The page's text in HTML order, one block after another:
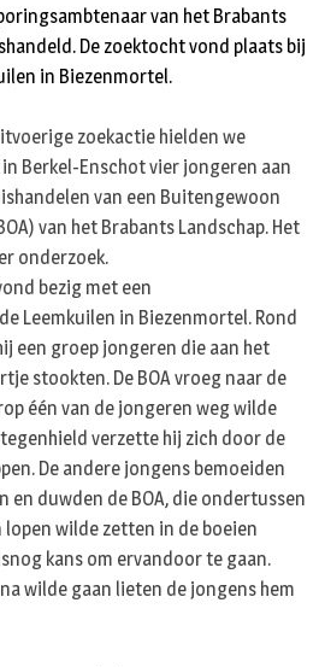
van het Brabants
De zoektocht vond plaats bij
in Biezenmortel.
zoekactie hielden we
Berkel-Enschot vier jongeren aan
van een Buitengewoon
van het Brabants Landschap. Het
onderzoek.
bezig met een
Leemkuilen in Biezenmortel. Rond
een groep jongeren die aan het
stookten. De BOA vroeg naar de
één van de jongeren weg wilde
tegenhield verzette hij zich door de
De andere jongens bemoeiden
en duwden de BOA, die ondertussen
lopen wilde zetten in de boeien
kans om ervandoor te gaan.
wilde gaan lieten de jongens hem